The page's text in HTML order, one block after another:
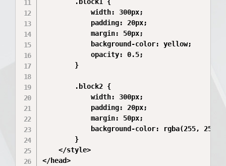
            width: 300px;
            padding: 20px;
            margin: 50px;
            background-color: yellow;
            opacity: 0.5;
        }
        .block2 {
            width: 300px;
            padding: 20px;
            margin: 50px;
background-color: rgba(255, 255,
        }
    </style>
</head>